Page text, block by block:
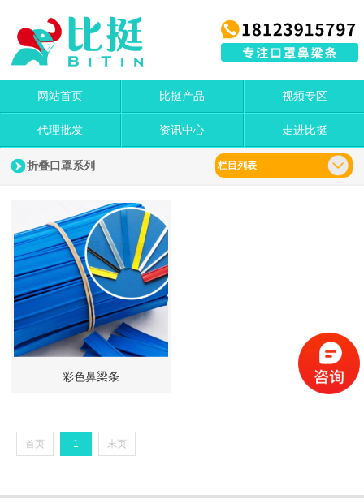
网站首页 比挺产品 视频专区
代理批发 资讯中心 走进比挺
折叠口罩系列 栏目列表
彩色鼻梁条
首页 1 末页